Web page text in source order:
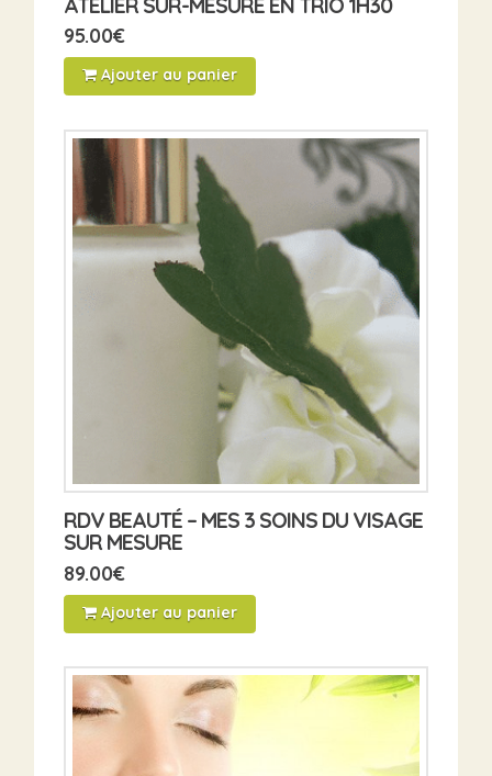
95.00€
Ajouter au panier
RDV BEAUTÉ – MES 3 SOINS DU VISAGE
SUR MESURE
89.00€
Ajouter au panier